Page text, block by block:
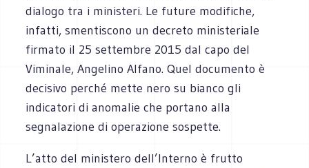
dialogo tra i ministeri. Le future modifiche,
infatti, smentiscono un decreto ministeriale
firmato il 25 settembre 2015 dal capo del
Viminale, Angelino Alfano. Quel documento è
decisivo perché mette nero su bianco gli
indicatori di anomalie che portano alla
segnalazione di operazione sospette.
L’atto del ministero dell’Interno è frutto